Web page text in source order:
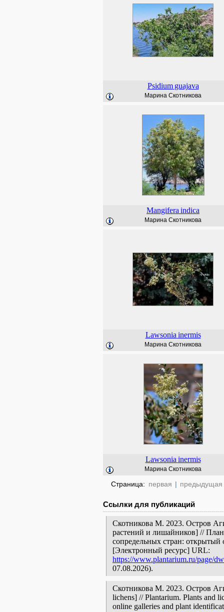
Psidium guajava
Марина Скотникова
Mangifera indica
Марина Скотникова
Lawsonia inermis
Марина Скотникова
Lawsonia inermis
Марина Скотникова
Страница: первая | предыдущая
Ссылки для публикаций
Скотникова М. 2023. Остров
растений и лишайников] //
сопредельных стран: открытый
[Электронный ресурс] URL:
https://www.plantarium.ru/page/
07.08.2026).
Скотникова М. 2023. Остров
lichens] // Plantarium. Plants and
online galleries and plant